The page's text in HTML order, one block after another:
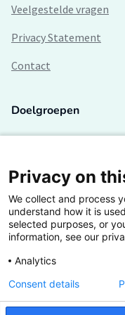
Veelgestelde vragen
Privacy Statement
Contact
Doelgroepen
Lectoren en
Bedrijven
Hogescholen
De grootste
Privacy on
We collect and process
understand how it is
selected purposes, or
information, see our
Analytics
Consent details